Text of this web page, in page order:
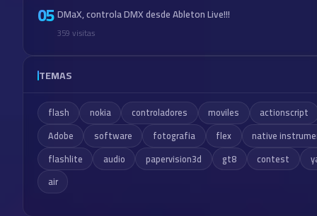
05DMaX, controla DMX desde Ableton Live!!!
359 visitas
TEMAS
flash nokia controladores moviles
actionscript
Adobe
software fotografia flex
native
flashlite
audio papervision3d gt8 contest
air